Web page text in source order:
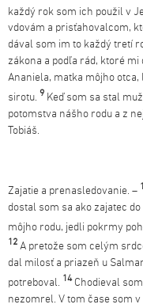
každý rok som ich použil v
vdovám a prisťahovalcom,
dával som im to každý tretí
zákona a podľa rád, ktoré
Ananiela, matka môjho
sirotu. 9 Keď som sa stal
potomstva nášho rodu a z
Tobiáš.
Zajatie a prenasledovanie. –
dostal som sa ako zajatec
môjho rodu, jedli pokrmy
12 A pretože som celým
dal milosť a priazeň u
potreboval. 14 Chodieval
nezomrel. V tom čase som